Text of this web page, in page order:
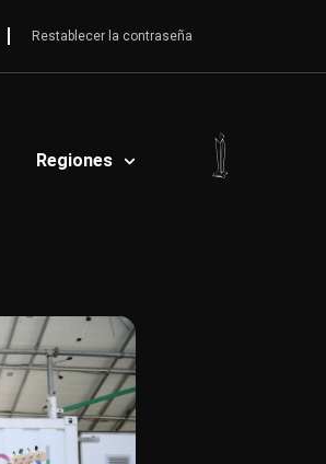
Restablecer la contraseña
Regiones